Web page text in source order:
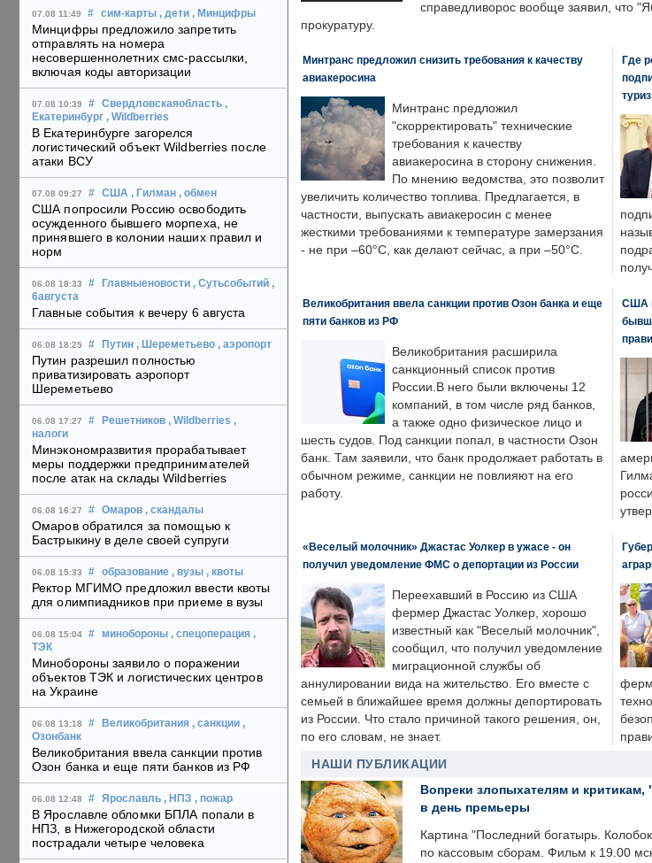
07.08 11:49 # сим-карты , дети , Минцифры
Минцифры предложило запретить
отправлять на номера
несовершеннолетних смс-рассылки,
включая коды авторизации
07.08 10:39 # Свердловскаяобласть ,
Екатеринбург , Wildberries
В Екатеринбурге загорелся
логистический объект Wildberries после
атаки ВСУ
07.08 09:27 # США , Гилман , обмен
США попросили Россию освободить
осужденного бывшего морпеха, не
принявшего в колонии наших правил и
норм
06.08 18:33 # Главныеновости , Сутьсобытий ,
6августа
Главные события к вечеру 6 августа
06.08 18:25 # Путин , Шереметьево , аэропорт
Путин разрешил полностью
приватизировать аэропорт
Шереметьево
06.08 17:27 # Решетников , Wildberries ,
налоги
Минэкономразвития прорабатывает
меры поддержки предпринимателей
после атак на склады Wildberries
06.08 16:27 # Омаров , скандалы
Омаров обратился за помощью к
Бастрыкину в деле своей супруги
06.08 15:33 # образование , вузы , квоты
Ректор МГИМО предложил ввести квоты
для олимпиадников при приеме в вузы
06.08 15:04 # минобороны , спецоперация ,
ТЭК
Минобороны заявило о поражении
объектов ТЭК и логистических центров
на Украине
06.08 13:18 # Великобритания , санкции ,
Озонбанк
Великобритания ввела санкции против
Озон банка и еще пяти банков из РФ
06.08 12:48 # Ярославль , НПЗ , пожар
В Ярославле обломки БПЛА попали в
НПЗ, в Нижегородской области
пострадали четыре человека
справедливорос вообще заявил, что
прокуратуру.
Минтранс предложил снизить требования к качеству
авиакеросина
Минтранс предложил
"скорректировать" технические
требования к качеству
авиакеросина в сторону снижения.
По мнению ведомства, это позволит
увеличить количество топлива. Предлагается, в
частности, выпускать авиакеросин с менее
жесткими требованиями к температуре замерзания
- не при –60°C, как делают сейчас, а при –50°C.
Где
Великобритания ввела санкции против Озон банка и еще
пяти банков из РФ
Великобритания расширила
санкционный список против
России.В него были включены 12
компаний, в том числе ряд банков,
а также одно физическое лицо и
шесть судов. Под санкции попал, в частности Озон
банк. Там заявили, что банк продолжает работать в
обычном режиме, санкции не повлияют на его
работу.
США
«Веселый молочник» Джастас Уолкер в ужасе - он
получил уведомление ФМС о депортации из России
Переехавший в Россию из США
фермер Джастас Уолкер, хорошо
известный как "Веселый молочник",
сообщил, что получил уведомление
миграционной службы об
аннулировании вида на жительство. Его вместе с
семьей в ближайшее время должны депортировать
из России. Что стало причиной такого решения, он,
по его словам, не знает.
НАШИ ПУБЛИКАЦИИ
Вопреки злопыхателям и
в день премьеры
Картина "Последний богатырь.
по кассовым сборам. Фильм к 19.00